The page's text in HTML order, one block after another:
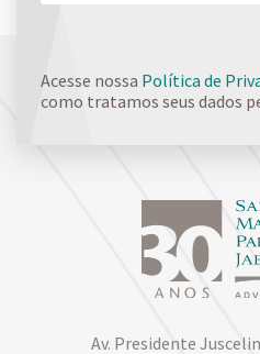
Acesse nossa Política de
como tratamos seus dados
Av. Presidente